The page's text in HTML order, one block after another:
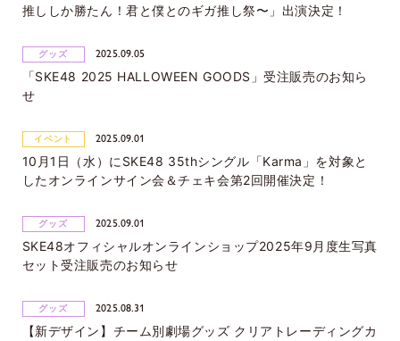
推ししか勝たん！君と僕とのギガ推し祭〜」出演決定！
グッズ 2025.09.05
「SKE48 2025 HALLOWEEN GOODS」受注販売のお知ら
せ
イベント 2025.09.01
10月1日（水）にSKE48 35thシングル「Karma」を対象と
したオンラインサイン会＆チェキ会第2回開催決定！
グッズ 2025.09.01
SKE48オフィシャルオンラインショップ2025年9月度生写真
セット受注販売のお知らせ
グッズ 2025.08.31
【新デザイン】チーム別劇場グッズ クリアトレーディングカ